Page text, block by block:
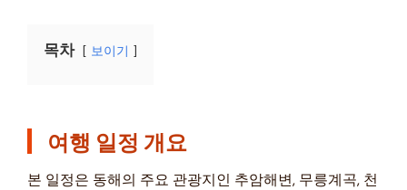
목차 보이기
여행 일정 개요
본 일정은 동해의 주요 관광지인 추암해변, 무릉계곡, 천